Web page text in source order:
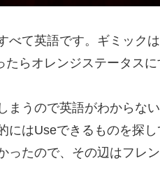
べて英語です。ギミック
らオレンジステータス
まうので英語がわからな
はUseできるものを探し
ったので、その辺はフレ